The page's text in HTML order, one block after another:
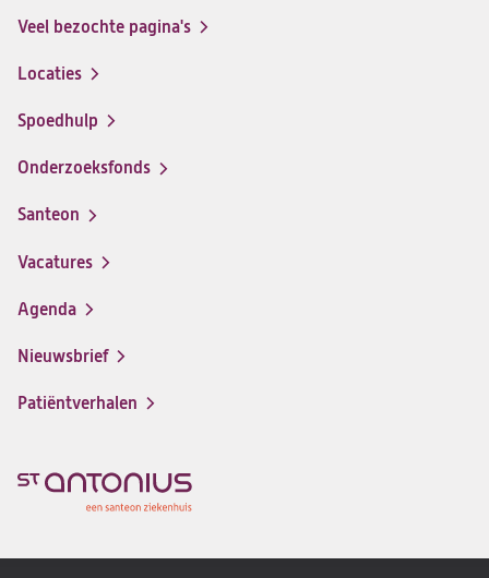
Veel bezochte pagina's
Locaties
Spoedhulp
Onderzoeksfonds
Santeon
(opent
in
nieuwe
Vacatures
(opent
in
nieuwe
Agenda
Nieuwsbrief
Patiëntverhalen